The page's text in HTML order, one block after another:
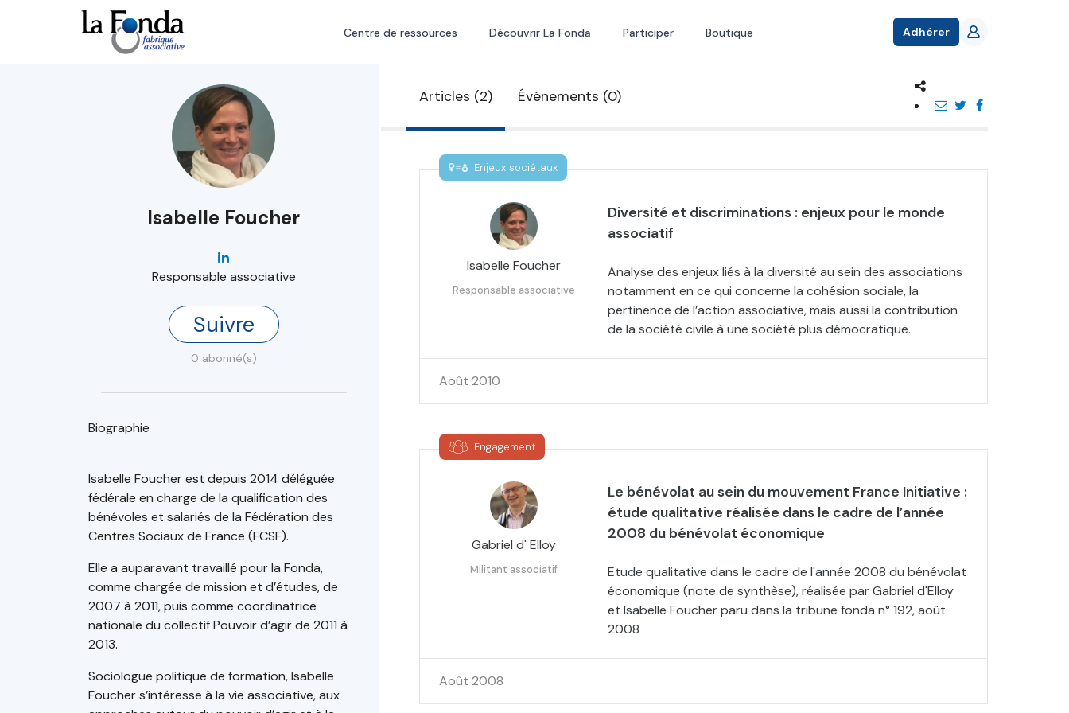
principal
Centre de ressources Découvrir La Fonda Participer Boutique Adhérer
Isabelle Foucher
Responsable associative
Suivre
0 abonné(s)
Biographie
Isabelle Foucher est depuis 2014 déléguée
fédérale en charge de la qualification des
bénévoles et salariés de la Fédération des
Centres Sociaux de France (FCSF).
Elle a auparavant travaillé pour la Fonda,
comme chargée de mission et d’études, de
2007 à 2011, puis comme coordinatrice
nationale du collectif Pouvoir d’agir de 2011 à
2013.
Sociologue politique de formation, Isabelle
Foucher s’intéresse à la vie associative, aux
Articles (2) Événements (0)
Enjeux sociétaux
Isabelle Foucher
Responsable associative
Diversité et discriminations : enjeux pour le monde
associatif
Analyse des enjeux liés à la diversité au sein des associations
notamment en ce qui concerne la cohésion sociale, la
pertinence de l’action associative, mais aussi la contribution
de la société civile à une société plus démocratique.
Août 2010
Engagement
Gabriel d' Elloy
Militant associatif
Le bénévolat au sein du mouvement France Initiative :
étude qualitative réalisée dans le cadre de l’année
2008 du bénévolat économique
Etude qualitative dans le cadre de l'année 2008 du bénévolat
économique (note de synthèse), réalisée par Gabriel d'Elloy
et Isabelle Foucher paru dans la tribune fonda n° 192, août
2008
Août 2008